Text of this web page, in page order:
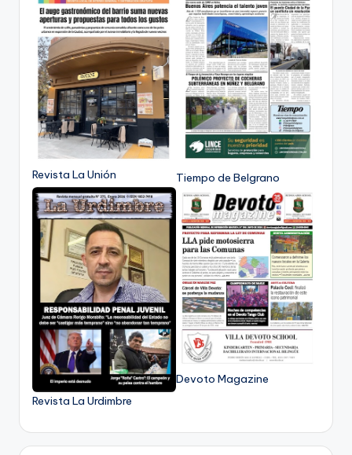
Revista La Unión Tiempo de Belgrano
Revista La Urdimbre
Devoto Magazine